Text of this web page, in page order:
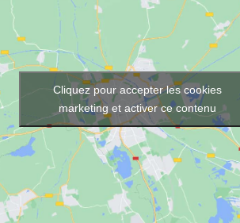
Cliquez pour accepter les cookies
marketing et activer ce contenu